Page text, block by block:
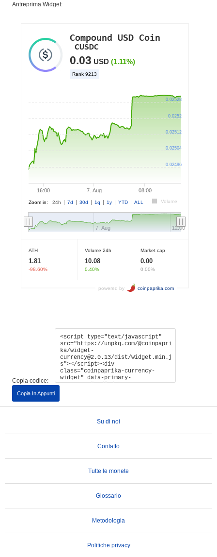
Antreprima Widget:
Copia codice:
Copia In Appunti
Su di noi
Contatto
Tutte le monete
Glossario
Metodologia
Politiche privacy